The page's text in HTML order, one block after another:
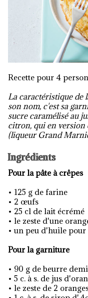
Recette pour 4
La caractéristique de
son nom, c'est sa
sucre caramélisé au
citron, qui en version
(liqueur Grand
Ingrédients
Pour la pâte à crêpes
• 125 g de farine
• 2 œufs
• 25 cl de lait écrémé
• le zeste d'une
•un peu d'huile pour
Pour la garniture
• 90 g de beurre
• 5 c. à s. de jus
• le zeste de 2